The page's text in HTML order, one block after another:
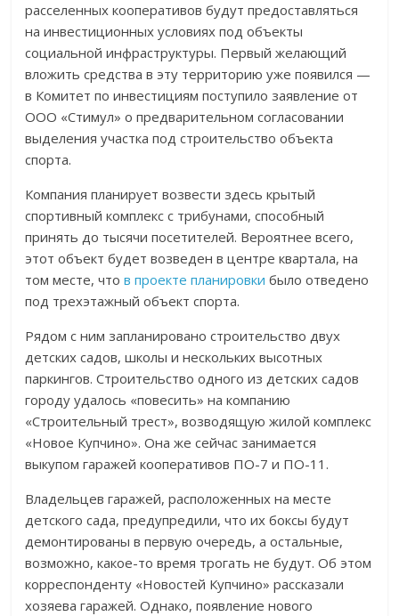
расселенных кооперативов будут предоставляться
на инвестиционных условиях под объекты
социальной инфраструктуры. Первый желающий
вложить средства в эту территорию уже появился —
в Комитет по инвестициям поступило заявление от
ООО «Стимул» о предварительном согласовании
выделения участка под строительство объекта
спорта.
Компания планирует возвести здесь крытый
спортивный комплекс с трибунами, способный
принять до тысячи посетителей. Вероятнее всего,
этот объект будет возведен в центре квартала, на
том месте, чтов проекте планировки было отведено
под трехэтажный объект спорта.
Рядом с ним запланировано строительство двух
детских садов, школы и нескольких высотных
паркингов. Строительство одного из детских садов
городу удалось «повесить» на компанию
«Строительный трест», возводящую жилой комплекс
«Новое Купчино». Она же сейчас занимается
выкупом гаражей кооперативов ПО-7 и ПО-11.
Владельцев гаражей, расположенных на месте
детского сада, предупредили, что их боксы будут
демонтированы в первую очередь, а остальные,
возможно, какое-то время трогать не будут. Об этом
корреспонденту «Новостей Купчино» рассказали
хозяева гаражей. Однако, появление нового